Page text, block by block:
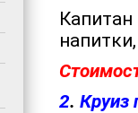
2. Круиз